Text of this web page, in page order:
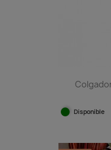
Disponible